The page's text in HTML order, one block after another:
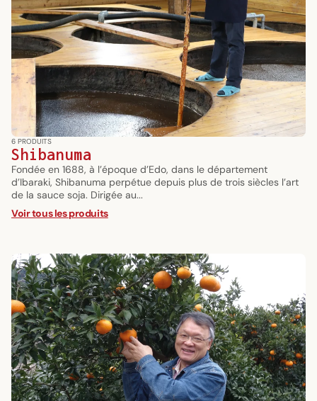
6 PRODUITS
Shibanuma
Fondée en 1688, à l’époque d’Edo, dans le département
d’Ibaraki, Shibanuma perpétue depuis plus de trois siècles l’art
de la sauce soja. Dirigée au...
Voir tous les produits